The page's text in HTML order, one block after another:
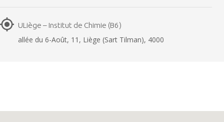
ULiège – Institut de Chimie (B6)
allée du 6-Août, 11, Liège (Sart Tilman), 4000